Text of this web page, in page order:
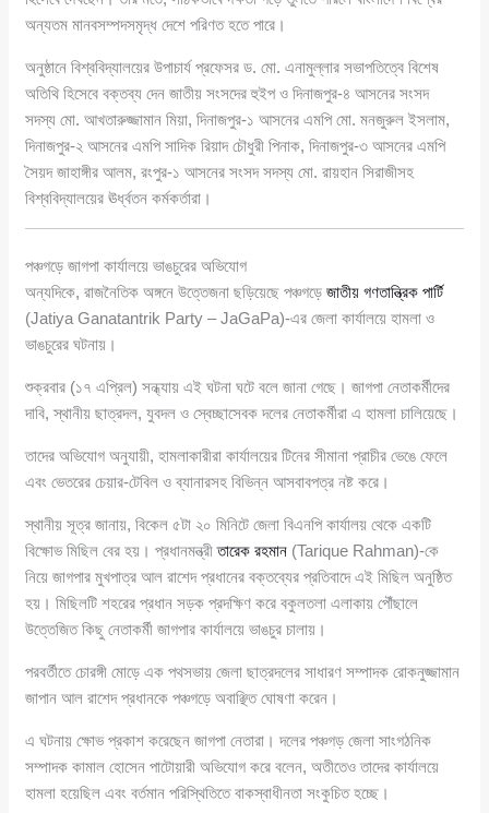
অন্যতম মানবসম্পদসমৃদ্ধ দেশে পরিণত হতে পারে।
অনুষ্ঠানে বিশ্ববিদ্যালয়ের উপাচার্য প্রফেসর ড. মো. এনামুল্লার সভাপতিত্বে বিশেষ
অতিথি হিসেবে বক্তব্য দেন জাতীয় সংসদের হুইপ ও দিনাজপুর-৪ আসনের সংসদ
সদস্য মো. আখতারুজ্জামান মিয়া, দিনাজপুর-১ আসনের এমপি মো. মনজুরুল ইসলাম,
দিনাজপুর-২ আসনের এমপি সাদিক রিয়াদ চৌধুরী পিনাক, দিনাজপুর-৩ আসনের এমপি
সৈয়দ জাহাঙ্গীর আলম, রংপুর-১ আসনের সংসদ সদস্য মো. রায়হান সিরাজীসহ
বিশ্ববিদ্যালয়ের ঊর্ধ্বতন কর্মকর্তারা।
পঞ্চগড়ে জাগপা কার্যালয়ে ভাঙচুরের অভিযোগ
অন্যদিকে, রাজনৈতিক অঙ্গনে উত্তেজনা ছড়িয়েছে পঞ্চগড়েজাতীয় গণতান্ত্রিক পার্টি
(Jatiya Ganatantrik Party – JaGaPa)-এর জেলা কার্যালয়ে হামলা ও
ভাঙচুরের ঘটনায়।
শুক্রবার (১৭ এপ্রিল) সন্ধ্যায় এই ঘটনা ঘটে বলে জানা গেছে। জাগপা নেতাকর্মীদের
দাবি, স্থানীয় ছাত্রদল, যুবদল ও স্বেচ্ছাসেবক দলের নেতাকর্মীরা এ হামলা চালিয়েছে।
তাদের অভিযোগ অনুযায়ী, হামলাকারীরা কার্যালয়ের টিনের সীমানা প্রাচীর ভেঙে ফেলে
এবং ভেতরের চেয়ার-টেবিল ও ব্যানারসহ বিভিন্ন আসবাবপত্র নষ্ট করে।
স্থানীয় সূত্র জানায়, বিকেল ৫টা ২০ মিনিটে জেলা বিএনপি কার্যালয় থেকে একটি
বিক্ষোভ মিছিল বের হয়। প্রধানমন্ত্রীতারেক রহমান (Tarique Rahman)-কে
নিয়ে জাগপার মুখপাত্র আল রাশেদ প্রধানের বক্তব্যের প্রতিবাদে এই মিছিল অনুষ্ঠিত
হয়। মিছিলটি শহরের প্রধান সড়ক প্রদক্ষিণ করে বকুলতলা এলাকায় পৌঁছালে
উত্তেজিত কিছু নেতাকর্মী জাগপার কার্যালয়ে ভাঙচুর চালায়।
পরবর্তীতে চোরঙ্গী মোড়ে এক পথসভায় জেলা ছাত্রদলের সাধারণ সম্পাদক রোকনুজ্জামান
জাপান আল রাশেদ প্রধানকে পঞ্চগড়ে অবাঞ্ছিত ঘোষণা করেন।
এ ঘটনায় ক্ষোভ প্রকাশ করেছেন জাগপা নেতারা। দলের পঞ্চগড় জেলা সাংগঠনিক
সম্পাদক কামাল হোসেন পাটোয়ারী অভিযোগ করে বলেন, অতীতেও তাদের কার্যালয়ে
হামলা হয়েছিল এবং বর্তমান পরিস্থিতিতে বাকস্বাধীনতা সংকুচিত হচ্ছে।